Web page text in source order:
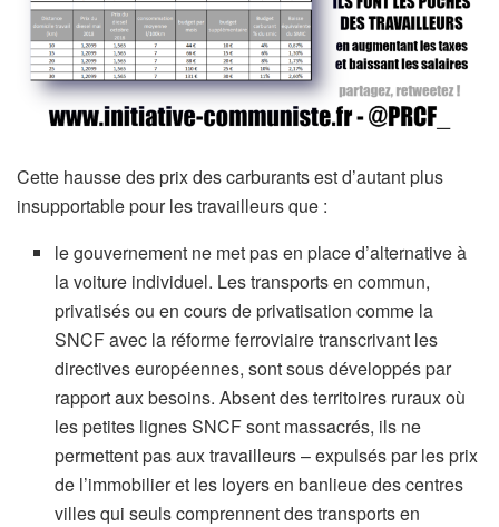
Cette hausse des prix des carburants est d’autant plus
insupportable pour les travailleurs que :
le gouvernement ne met pas en place d’alternative à
la voiture individuel. Les transports en commun,
privatisés ou en cours de privatisation comme la
SNCF avec la réforme ferroviaire transcrivant les
directives européennes, sont sous développés par
rapport aux besoins. Absent des territoires ruraux où
les petites lignes SNCF sont massacrés, ils ne
permettent pas aux travailleurs – expulsés par les prix
de l’immobilier et les loyers en banlieue des centres
villes qui seuls comprennent des transports en